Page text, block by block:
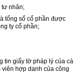
tư nhân;
tổng số cổ phần được
ty cổ phần;
tin giấy tờ pháp lý của cá
hợp danh của công